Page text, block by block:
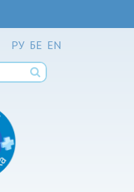
РУ БЕ EN